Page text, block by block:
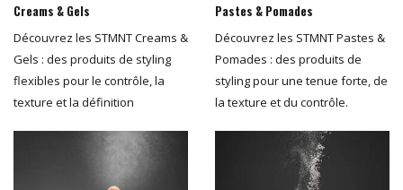
Creams & Gels
Découvrez les STMNT Creams &
Gels : des produits de styling
flexibles pour le contrôle, la
texture et la définition
Pastes & Pomades
Découvrez les STMNT Pastes &
Pomades : des produits de
styling pour une tenue forte, de
la texture et du contrôle.